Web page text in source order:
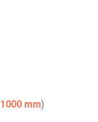
1000 mm)